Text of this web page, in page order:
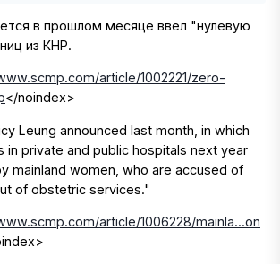
в прошлом месяце ввел "нулевую
из КНР.
article/1002221/zero-
</noindex>
Leung announced last month, in which
in private and public hospitals next year
mainland women, who are accused of
of obstetric services."
article/1006228/mainla...on